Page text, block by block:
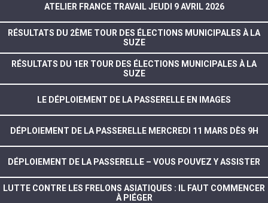
ATELIER FRANCE TRAVAIL JEUDI 9 AVRIL 2026
RÉSULTATS DU 2ÈME TOUR DES ÉLECTIONS MUNICIPALES À LA
SUZE
RÉSULTATS DU 1ER TOUR DES ÉLECTIONS MUNICIPALES À LA
SUZE
LE DÉPLOIEMENT DE LA PASSERELLE EN IMAGES
DÉPLOIEMENT DE LA PASSERELLE MERCREDI 11 MARS DÈS 9H
DÉPLOIEMENT DE LA PASSERELLE – VOUS POUVEZ Y ASSISTER
LUTTE CONTRE LES FRELONS ASIATIQUES : IL FAUT COMMENCER
À PIÉGER